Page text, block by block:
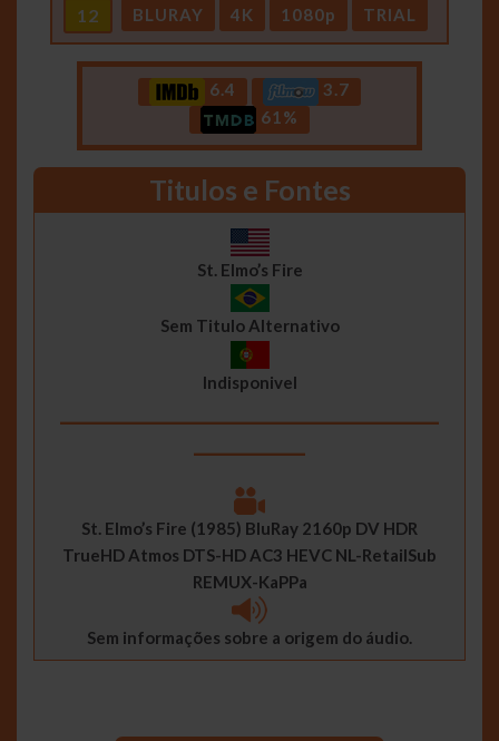
12 BLURAY 4K 1080p TRIAL
6.4
3.7
61%
Titulos e Fontes
St. Elmo’s Fire
Sem Titulo Alternativo
Indisponivel
St. Elmo’s Fire (1985) BluRay 2160p DV HDR
TrueHD Atmos DTS-HD AC3 HEVC NL-RetailSub
REMUX-KaPPa
Sem informações sobre a origem do áudio.